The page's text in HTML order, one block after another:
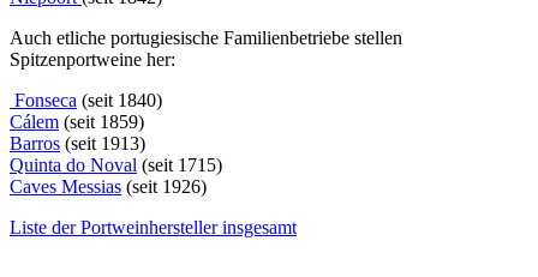
Auch etliche portugiesische Familienbetriebe stellen
Spitzenportweine her:
Fonseca (seit 1840)
Cálem (seit 1859)
Barros (seit 1913)
Quinta do Noval (seit 1715)
Caves Messias (seit 1926)
Liste der Portweinhersteller insgesamt